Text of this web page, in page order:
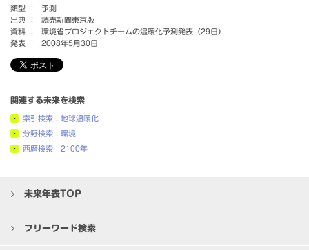
類型 ：
予測
出典 ：
読売新聞東京版
資料 ：
環境省プロジェクトチームの温暖化予測発表（29日）
発表 ：
2008年5月30日
関連する未来を検索
索引検索：地球温暖化
分野検索：環境
西暦検索：2100年
未来年表TOP
フリーワード検索